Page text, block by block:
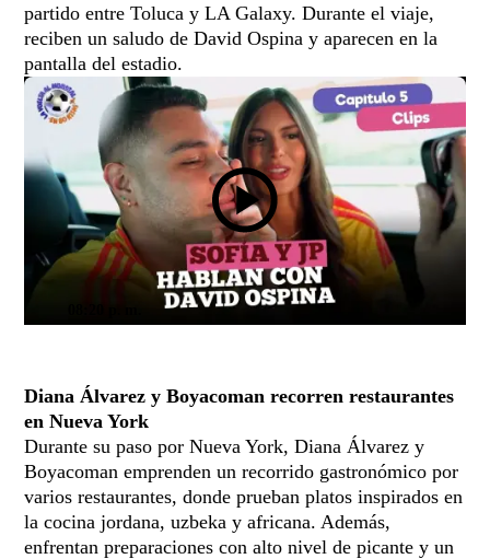
partido entre Toluca y LA Galaxy. Durante el viaje,
reciben un saludo de David Ospina y aparecen en la
pantalla del estadio.
Diana Álvarez y Boyacoman recorren restaurantes
en Nueva York
Durante su paso por Nueva York, Diana Álvarez y
Boyacoman emprenden un recorrido gastronómico por
varios restaurantes, donde prueban platos inspirados en
la cocina jordana, uzbeka y africana. Además,
enfrentan preparaciones con alto nivel de picante y un